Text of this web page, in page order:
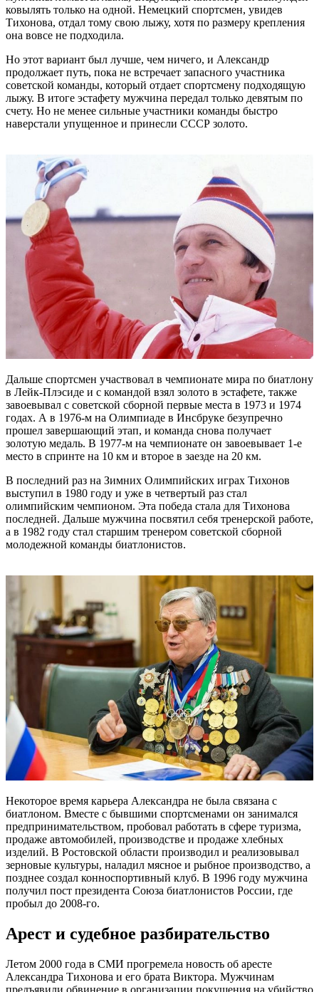
ковылять только на одной. Немецкий спортсмен, увидев
Тихонова, отдал тому свою лыжу, хотя по размеру крепления
она вовсе не подходила.
Но этот вариант был лучше, чем ничего, и Александр
продолжает путь, пока не встречает запасного участника
советской команды, который отдает спортсмену подходящую
лыжу. В итоге эстафету мужчина передал только девятым по
счету. Но не менее сильные участники команды быстро
наверстали упущенное и принесли СССР золото.
Дальше спортсмен участвовал в чемпионате мира по биатлону
в Лейк-Плэсиде и с командой взял золото в эстафете, также
завоевывал с советской сборной первые места в 1973 и 1974
годах. А в 1976-м на Олимпиаде в Инсбруке безупречно
прошел завершающий этап, и команда снова получает
золотую медаль. В 1977-м на чемпионате он завоевывает 1-е
место в спринте на 10 км и второе в заезде на 20 км.
В последний раз на Зимних Олимпийских играх Тихонов
выступил в 1980 году и уже в четвертый раз стал
олимпийским чемпионом. Эта победа стала для Тихонова
последней. Дальше мужчина посвятил себя тренерской работе,
а в 1982 году стал старшим тренером советской сборной
молодежной команды биатлонистов.
Некоторое время карьера Александра не была связана с
биатлоном. Вместе с бывшими спортсменами он занимался
предпринимательством, пробовал работать в сфере туризма,
продаже автомобилей, производстве и продаже хлебных
изделий. В Ростовской области производил и реализовывал
зерновые культуры, наладил мясное и рыбное производство, а
позднее создал конноспортивный клуб. В 1996 году мужчина
получил пост президента Союза биатлонистов России, где
пробыл до 2008-го.
Арест и судебное разбирательство
Летом 2000 года в СМИ прогремела новость об аресте
Александра Тихонова и его брата Виктора. Мужчинам
предъявили обвинение в организации покушения на убийство